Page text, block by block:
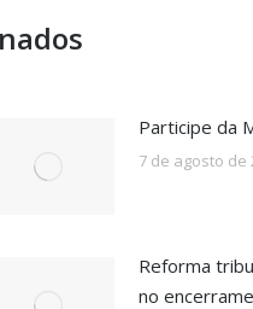
Participe da
7 de agosto de
Reforma
no